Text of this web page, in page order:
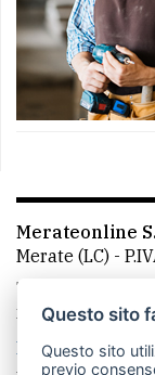
Merateonline
Merate (LC) -
Telefono:
mail:
La redazione
Questo sito
Questo sito
previo